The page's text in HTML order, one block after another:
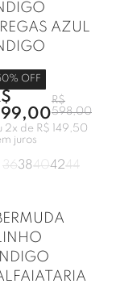
AZUL
% OFF
R$
598,00
2x de R$ 149,50
juros
3638404244
ÍNDIGO